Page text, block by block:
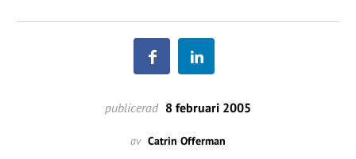
publicerad 8 februari 2005
av Catrin Offerman